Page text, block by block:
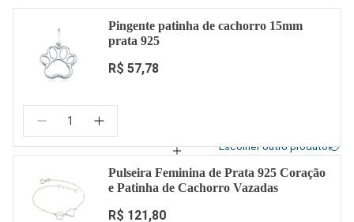
Pingente patinha de cachorro 15mm
prata 925
R$ 57,78
Quantidade:
Pulseira Feminina de Prata 925 Coração
e Patinha de Cachorro Vazadas
R$ 121,80
Escolher outro produto